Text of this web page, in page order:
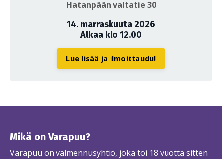
Hatanpään valtatie 30
14. marraskuuta 2026
Alkaa klo 12.00
Lue lisää ja ilmoittaudu!
Mikä on Varapuu?
Varapuu on valmennusyhtiö, joka toi 18 vuotta sitten